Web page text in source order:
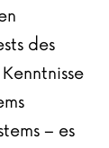
des
– es